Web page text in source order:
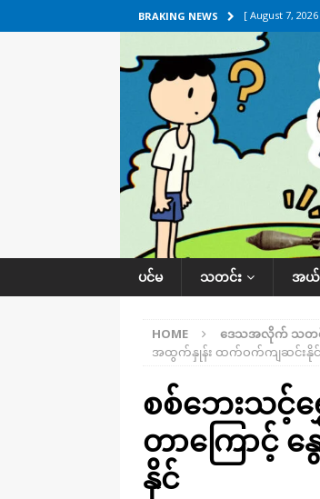
BRAKING NEWS [ August 7, 2026
သတင်းကဏ္ဍ
[ August 7, 2026 ]
[ August 6,
[ August 6, 2026 ]
အလိုက် သတင်းက
[ August 7,
ဒေသအလိုက် သတ
ပင်မ သတင်း အယ်
HOME ဒေသအလိုက် သတ
အထွက်နှုန်း ထက်ဝက်ကျဆင်းနိုင်
စစ်ဘေးသင့်
တာကြောင့်
နိုင်